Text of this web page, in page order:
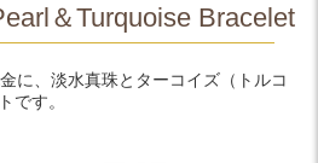
＆Turquoise Bracelet
に、淡水真珠とターコイズ（トルコ
です。